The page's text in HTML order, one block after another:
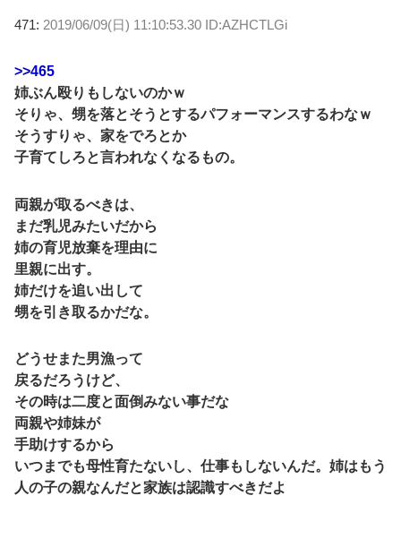
471: 2019/06/09(日) 11:10:53.30 ID:AZHCTLGi
>>465
姉ぶん殴りもしないのかｗ
そりゃ、甥を落とそうとするパフォーマンスするわなｗ
そうすりゃ、家をでろとか
子育てしろと言われなくなるもの。
両親が取るべきは、
まだ乳児みたいだから
姉の育児放棄を理由に
里親に出す。
姉だけを追い出して
甥を引き取るかだな。
どうせまた男漁って
戻るだろうけど、
その時は二度と面倒みない事だな
両親や姉妹が
手助けするから
いつまでも母性育たないし、仕事もしないんだ。姉はもう
人の子の親なんだと家族は認識すべきだよ